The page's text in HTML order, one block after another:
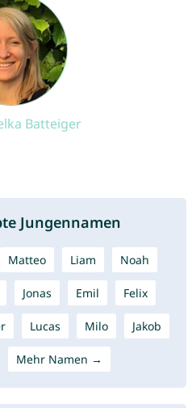
Batteiger
Jungennamen
Matteo Liam Noah
Jonas Emil Felix
Lucas Milo Jakob
Mehr Namen →